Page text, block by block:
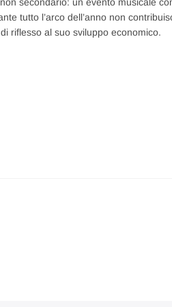
tutto l’arco dell’anno non
riflesso al suo sviluppo economico.